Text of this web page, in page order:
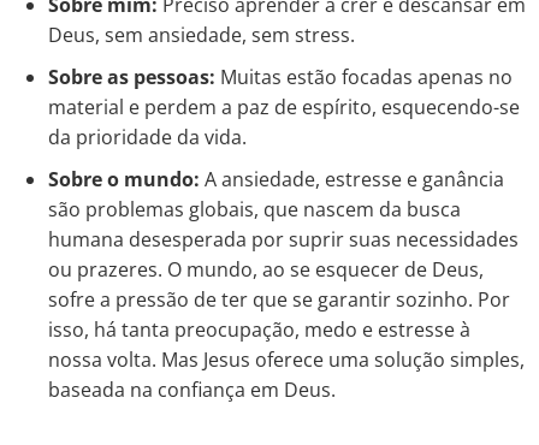
Deus, sem ansiedade, sem stress.
Sobre as pessoas: Muitas estão focadas apenas no
material e perdem a paz de espírito, esquecendo-se
da prioridade da vida.
Sobre o mundo: A ansiedade, estresse e ganância
são problemas globais, que nascem da busca
humana desesperada por suprir suas necessidades
ou prazeres. O mundo, ao se esquecer de Deus,
sofre a pressão de ter que se garantir sozinho. Por
isso, há tanta preocupação, medo e estresse à
nossa volta. Mas Jesus oferece uma solução simples,
baseada na confiança em Deus.